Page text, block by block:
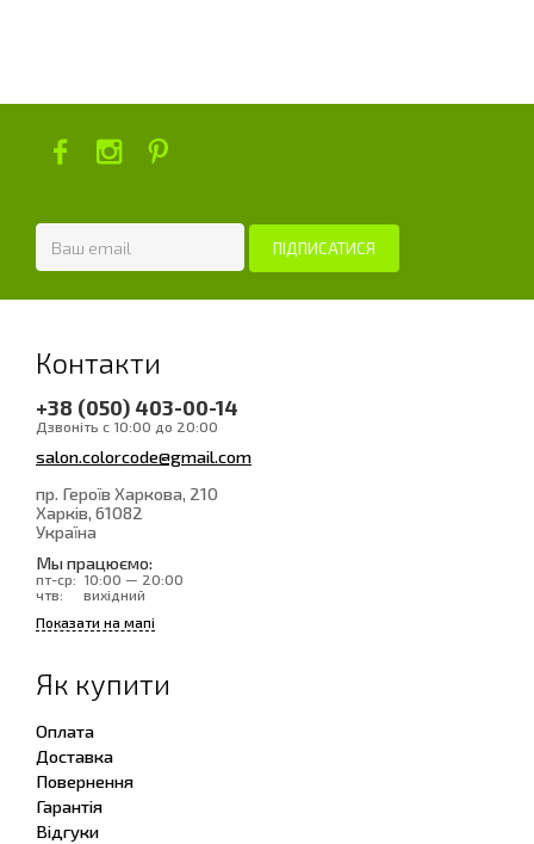
Контакти
+38 (050) 403-00-14
Дзвоніть с 10:00 до 20:00
salon.colorcode@gmail.com
пр. Героїв Харкова, 210
Харків, 61082
Україна
Мы працюємо:
пт-ср: 10:00 — 20:00
чтв:
вихідний
Показати на мапі
Як купити
Оплата
Доставка
Повернення
Гарантія
Відгуки